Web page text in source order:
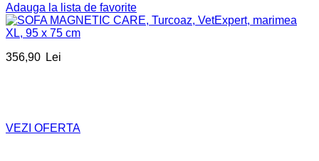
Adauga la lista de favorite
356,90 Lei
VEZI OFERTA